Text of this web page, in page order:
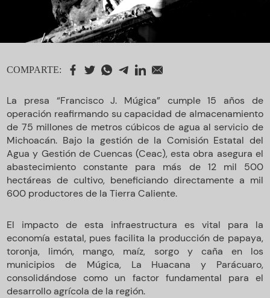
COMPARTE:
La presa “Francisco J. Múgica” cumple 15 años de
operación reafirmando su capacidad de almacenamiento
de 75 millones de metros cúbicos de agua al servicio de
Michoacán. Bajo la gestión de la Comisión Estatal del
Agua y Gestión de Cuencas (Ceac), esta obra asegura el
abastecimiento constante para más de 12 mil 500
hectáreas de cultivo, beneficiando directamente a mil
600 productores de la Tierra Caliente.
El impacto de esta infraestructura es vital para la
economía estatal, pues facilita la producción de papaya,
toronja, limón, mango, maíz, sorgo y caña en los
municipios de Múgica, La Huacana y Parácuaro,
consolidándose como un factor fundamental para el
desarrollo agrícola de la región.